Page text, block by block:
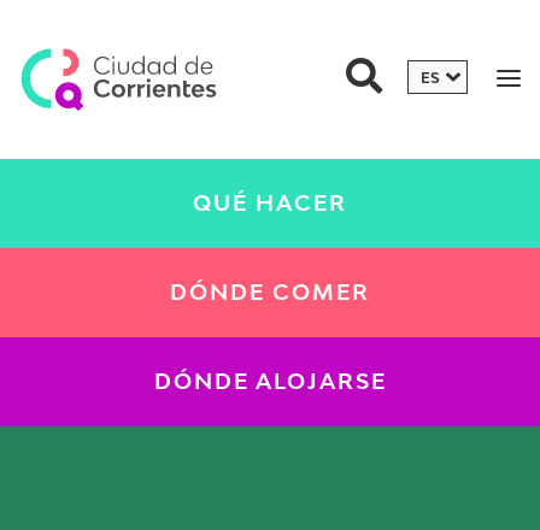
QUÉ HACER
DÓNDE COMER
DÓNDE ALOJARSE